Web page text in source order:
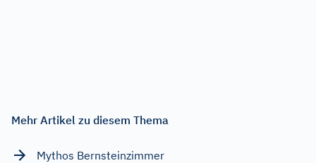
Mehr Artikel zu diesem Thema
Mythos Bernsteinzimmer